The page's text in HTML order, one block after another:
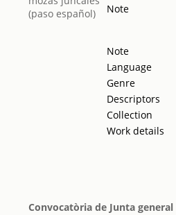
Note
Note
Language
Genre
Descriptors
Collection
Work details
Convocatòria de Junta